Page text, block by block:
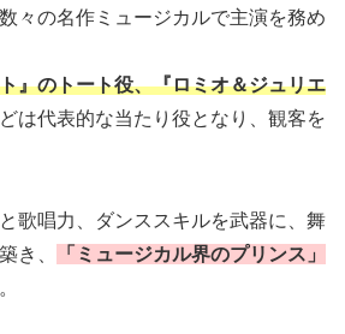
々の名作ミュージカルで主演を務め
』のトート役、『ロミオ＆ジュリエ
は代表的な当たり役となり、観客を
歌唱力、ダンススキルを武器に、舞
き、
「ミュージカル界のプリンス」